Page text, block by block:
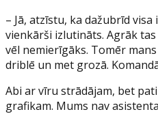
– Jā, atzīstu, ka dažubrīd
vienkārši izlutināts. Agrāk
vēl nemierīgāks. Tomēr
driblē un met grozā.
Abi ar vīru strādājam, bet
grafikam. Mums nav